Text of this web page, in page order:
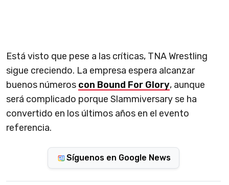
Está visto que pese a las críticas, TNA Wrestling
sigue creciendo. La empresa espera alcanzar
buenos números con Bound For Glory, aunque
será complicado porque Slammiversary se ha
convertido en los últimos años en el evento
referencia.
Síguenos en Google News